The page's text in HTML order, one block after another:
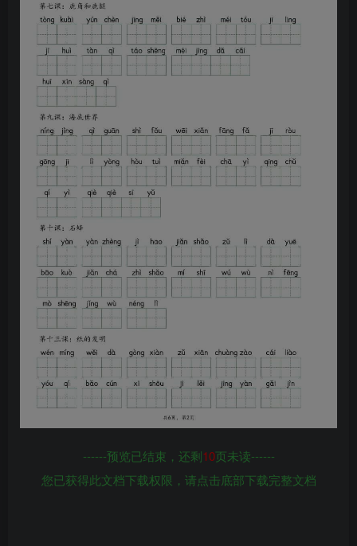
------预览已结束，还剩10页未读------
您已获得此文档下载权限，请点击底部下载完整文档